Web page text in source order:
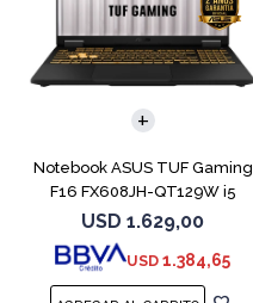
Notebook ASUS TUF Gaming
F16 FX608JH-QT129W i5
13450HX 5050
USD 1.629,00
USD 1.384,65
COMPARAR